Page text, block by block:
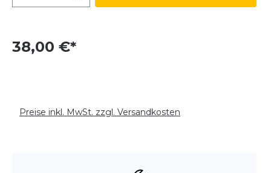
38,00 €*
Preise inkl. MwSt. zzgl. Versandkosten